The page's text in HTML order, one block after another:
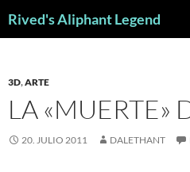
Rived's Aliphant Legend
3D,ARTE
LA «MUERTE»
20. JULIO 2011 DALETHANT